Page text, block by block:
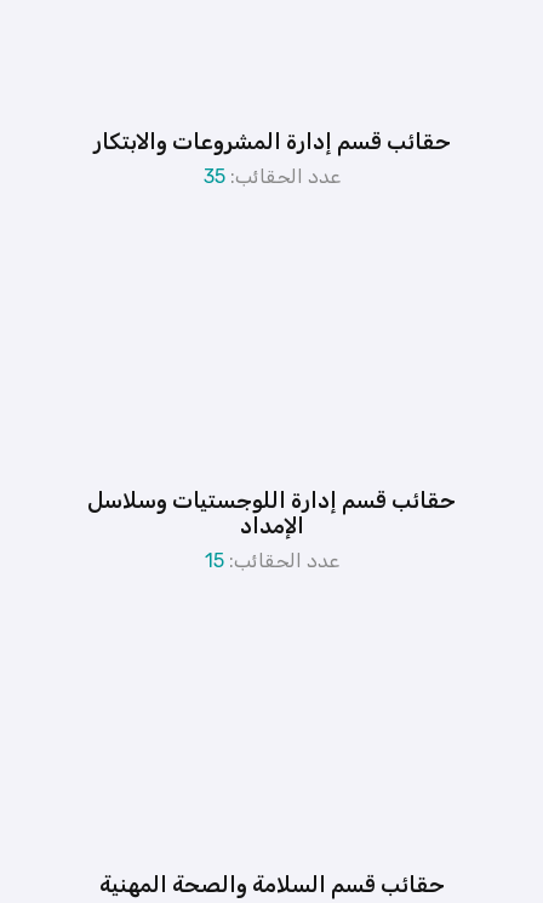
حقائب قسم إدارة المشروعات والابتكار
عدد الحقائب:35
حقائب قسم إدارة اللوجستيات وسلاسل
الإمداد
عدد الحقائب:15
حقائب قسم السلامة والصحة المهنية